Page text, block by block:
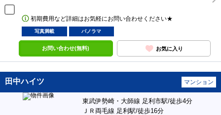
初期費用など詳細はお気軽にお問い合わせください★
写真満載 パノラマ
お問い合わせ(無料) お気に入り
田中ハイツ マンション
東武伊勢崎・大師線 足利市駅/徒歩4分
ＪＲ両毛線 足利駅/徒歩16分